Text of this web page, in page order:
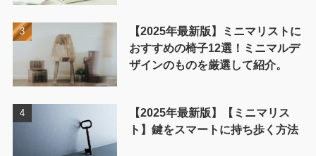
【2025年最新版】ミニマリストに
おすすめの椅子12選！ミニマルデ
ザインのものを厳選して紹介。
【2025年最新版】【ミニマリス
ト】鍵をスマートに持ち歩く方法